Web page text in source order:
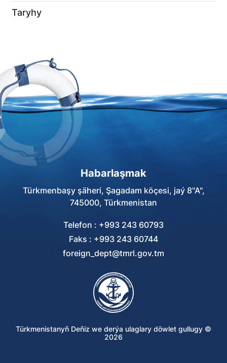
Taryhy
Habarlaşmak
Türkmenbaşy şäheri, Şagadam köçesi, jaý 8"A",
745000, Türkmenistan
Telefon : +993 243 60793
Faks : +993 243 60744
foreign_dept@tmrl.gov.tm
Türkmenistanyň Deňiz we derýa ulaglary döwlet gullugy ©
2026